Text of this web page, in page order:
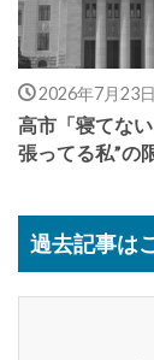
2026年7月23日
高市「寝てな
張ってる私”の
過去記事は